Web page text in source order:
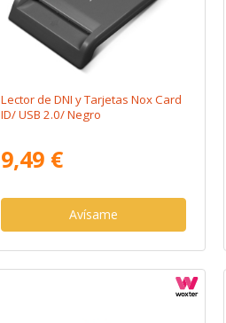
Lector de DNI y Tarjetas Nox Card
ID/ USB 2.0/ Negro
9,49 €
Avísame